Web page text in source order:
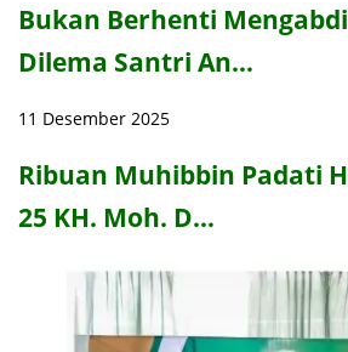
Bukan Berhenti
Dilema Santri An…
11 Desember 2025
Ribuan Muhibbin Padati
25 KH. Moh. D…